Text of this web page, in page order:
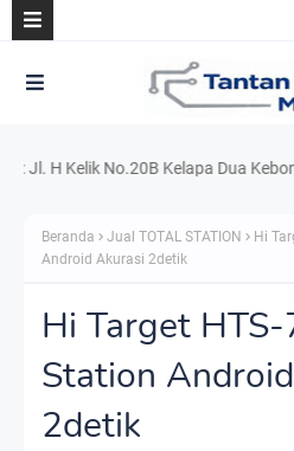
Kelik No.20B Kelapa Dua Kebon
Beranda Jual TOTAL STATION
Hi
Android Akurasi 2detik
Hi Target
Station
2detik